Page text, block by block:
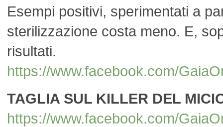
Esempi positivi, sperimentati a
sterilizzazione costa meno. E,
risultati.
https://www.facebook.com/
TAGLIA SUL KILLER DEL
https://www.facebook.com/